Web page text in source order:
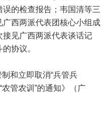
的检查报告；韦国清等三
西两派代表团核心小组成
接见广西两派代表谈话记
协议。
和立即取消“兵管兵
农管农训”的通知》（广